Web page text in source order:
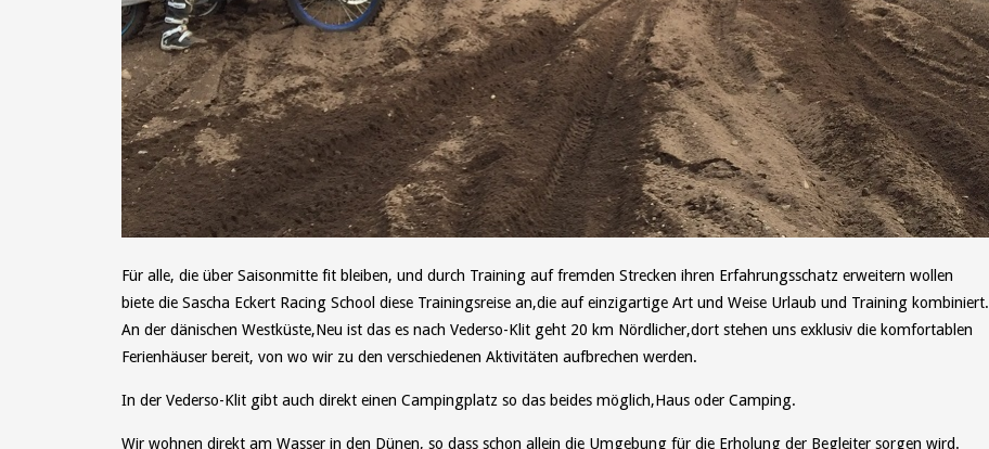
Für alle, die über Saisonmitte fit bleiben, und durch Training auf fremden Strecken ihren Erfahrungsschatz erweitern wollen
biete die Sascha Eckert Racing School diese Trainingsreise an,die auf einzigartige Art und Weise Urlaub und Training kombiniert.
An der dänischen Westküste,Neu ist das es nach Vederso-Klit geht 20 km Nördlicher,dort stehen uns exklusiv die komfortablen
Ferienhäuser bereit, von wo wir zu den verschiedenen Aktivitäten aufbrechen werden.
In der Vederso-Klit gibt auch direkt einen Campingplatz so das beides möglich,Haus oder Camping.
Wir wohnen direkt am Wasser in den Dünen, so dass schon allein die Umgebung für die Erholung der Begleiter sorgen wird.